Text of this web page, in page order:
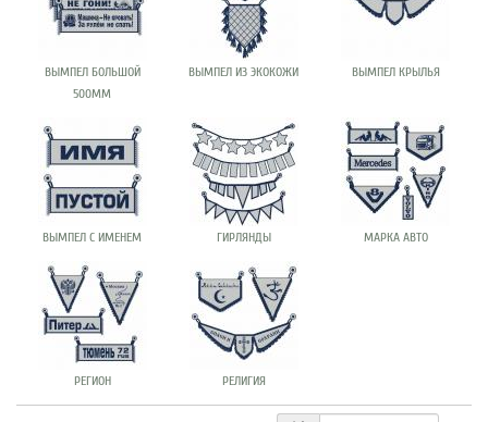
ВЫМПЕЛ БОЛЬШОЙ
500ММ
ВЫМПЕЛ ИЗ ЭКОКОЖИ ВЫМПЕЛ КРЫЛЬЯ
ВЫМПЕЛ С ИМЕНЕМ ГИРЛЯНДЫ МАРКА АВТО
РЕГИОН РЕЛИГИЯ